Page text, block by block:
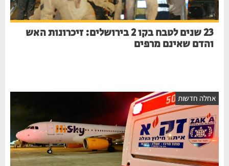
23 שנים לטבח בקו 2 בירושלים: זיכרונות האש
והדם שאינם מרפים
אחלה חדשות